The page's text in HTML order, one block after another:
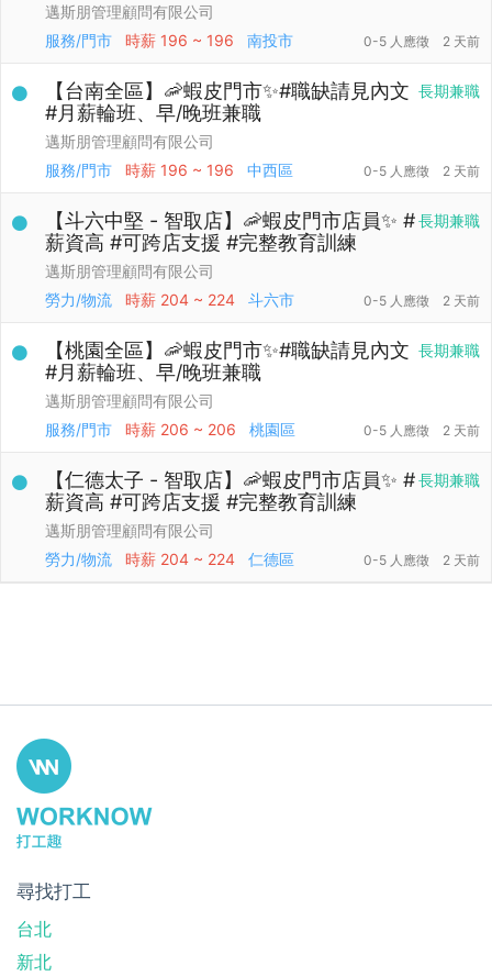
邁斯朋管理顧問有限公司
服務/門市
時薪 196 ~ 196 南投市 0-5 人應徵 2 天前
長期兼職
【台南全區】🦐蝦皮門市✨#職缺請見內文
#月薪輪班、早/晚班兼職
邁斯朋管理顧問有限公司
服務/門市
時薪 196 ~ 196 中西區 0-5 人應徵 2 天前
長期兼職
【斗六中堅 - 智取店】🦐蝦皮門市店員✨ #
薪資高 #可跨店支援 #完整教育訓練
邁斯朋管理顧問有限公司
勞力/物流
時薪 204 ~ 224 斗六市 0-5 人應徵 2 天前
長期兼職
【桃園全區】🦐蝦皮門市✨#職缺請見內文
#月薪輪班、早/晚班兼職
邁斯朋管理顧問有限公司
服務/門市
時薪 206 ~ 206 桃園區 0-5 人應徵 2 天前
長期兼職
【仁德太子 - 智取店】🦐蝦皮門市店員✨ #
薪資高 #可跨店支援 #完整教育訓練
邁斯朋管理顧問有限公司
勞力/物流
時薪 204 ~ 224 仁德區 0-5 人應徵 2 天前
尋找打工
台北
新北